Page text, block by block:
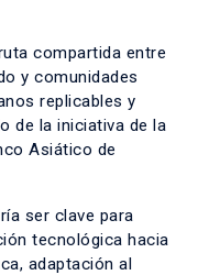
compartida entre
y comunidades
replicables y
de la iniciativa de la
Asiático de
ser clave para
tecnológica hacia
adaptación al